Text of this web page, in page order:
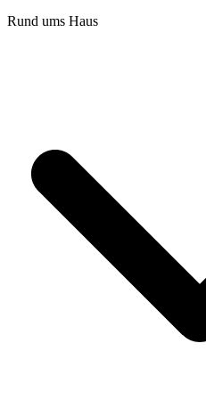
Rund ums Haus